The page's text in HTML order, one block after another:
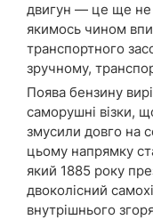
двигун — це ще не
якимось чином
транспортного
зручному,
Поява бензину
саморушні візки,
змусили довго на
цьому напрямку
який 1885 року
двоколісний
внутрішнього